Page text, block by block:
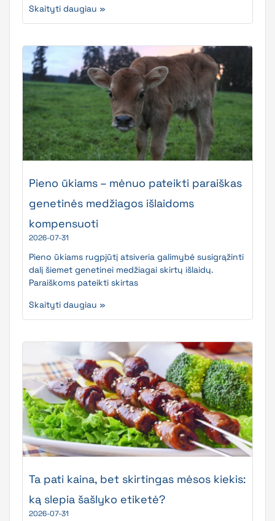
Skaityti daugiau »
Pieno ūkiams – mėnuo pateikti paraiškas
genetinės medžiagos išlaidoms
kompensuoti
2026-07-31
Pieno ūkiams rugpjūtį atsiveria galimybė susigrąžinti
dalį šiemet genetinei medžiagai skirtų išlaidų.
Paraiškoms pateikti skirtas
Skaityti daugiau »
Ta pati kaina, bet skirtingas mėsos kiekis:
ką slepia šašlyko etiketė?
2026-07-31